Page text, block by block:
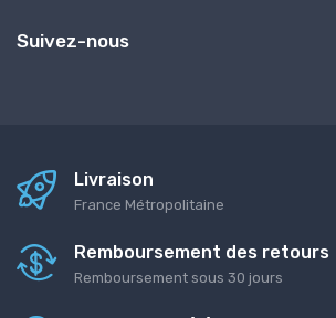
Suivez-nous
Livraison
France Métropolitaine
Remboursement des retours
Remboursement sous 30 jours